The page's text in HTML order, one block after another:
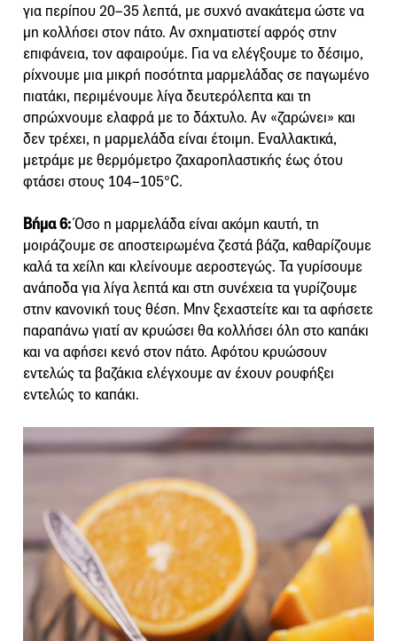
για περίπου 20–35 λεπτά, με συχνό ανακάτεμα ώστε να
μη κολλήσει στον πάτο. Αν σχηματιστεί αφρός στην
επιφάνεια, τον αφαιρούμε. Για να ελέγξουμε το δέσιμο,
ρίχνουμε μια μικρή ποσότητα μαρμελάδας σε παγωμένο
πιατάκι, περιμένουμε λίγα δευτερόλεπτα και τη
σπρώχνουμε ελαφρά με το δάχτυλο. Αν «ζαρώνει» και
δεν τρέχει, η μαρμελάδα είναι έτοιμη. Εναλλακτικά,
μετράμε με θερμόμετρο ζαχαροπλαστικής έως ότου
φτάσει στους 104–105°C.
Βήμα 6:Όσο η μαρμελάδα είναι ακόμη καυτή, τη
μοιράζουμε σε αποστειρωμένα ζεστά βάζα, καθαρίζουμε
καλά τα χείλη και κλείνουμε αεροστεγώς. Τα γυρίσουμε
ανάποδα για λίγα λεπτά και στη συνέχεια τα γυρίζουμε
στην κανονική τους θέση. Μην ξεχαστείτε και τα αφήσετε
παραπάνω γιατί αν κρυώσει θα κολλήσει όλη στο καπάκι
και να αφήσει κενό στον πάτο. Αφότου κρυώσουν
εντελώς τα βαζάκια ελέγχουμε αν έχουν ρουφήξει
εντελώς το καπάκι.